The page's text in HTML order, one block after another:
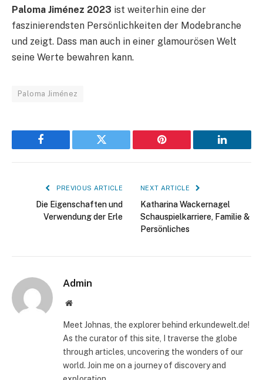
Paloma Jiménez 2023 ist weiterhin eine der
faszinierendsten Persönlichkeiten der Modebranche
und zeigt. Dass man auch in einer glamourösen Welt
seine Werte bewahren kann.
Paloma Jiménez
Facebook Twitter Pinterest LinkedIn
PREVIOUS ARTICLE
Die Eigenschaften und
Verwendung der Erle
NEXT ARTICLE
Katharina Wackernagel
Schauspielkarriere, Familie &
Persönliches
Admin
Website
Meet Johnas, the explorer behind erkundewelt.de!
As the curator of this site, I traverse the globe
through articles, uncovering the wonders of our
world. Join me on a journey of discovery and